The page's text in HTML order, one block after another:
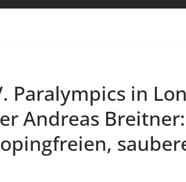
Paralympics in
Andreas